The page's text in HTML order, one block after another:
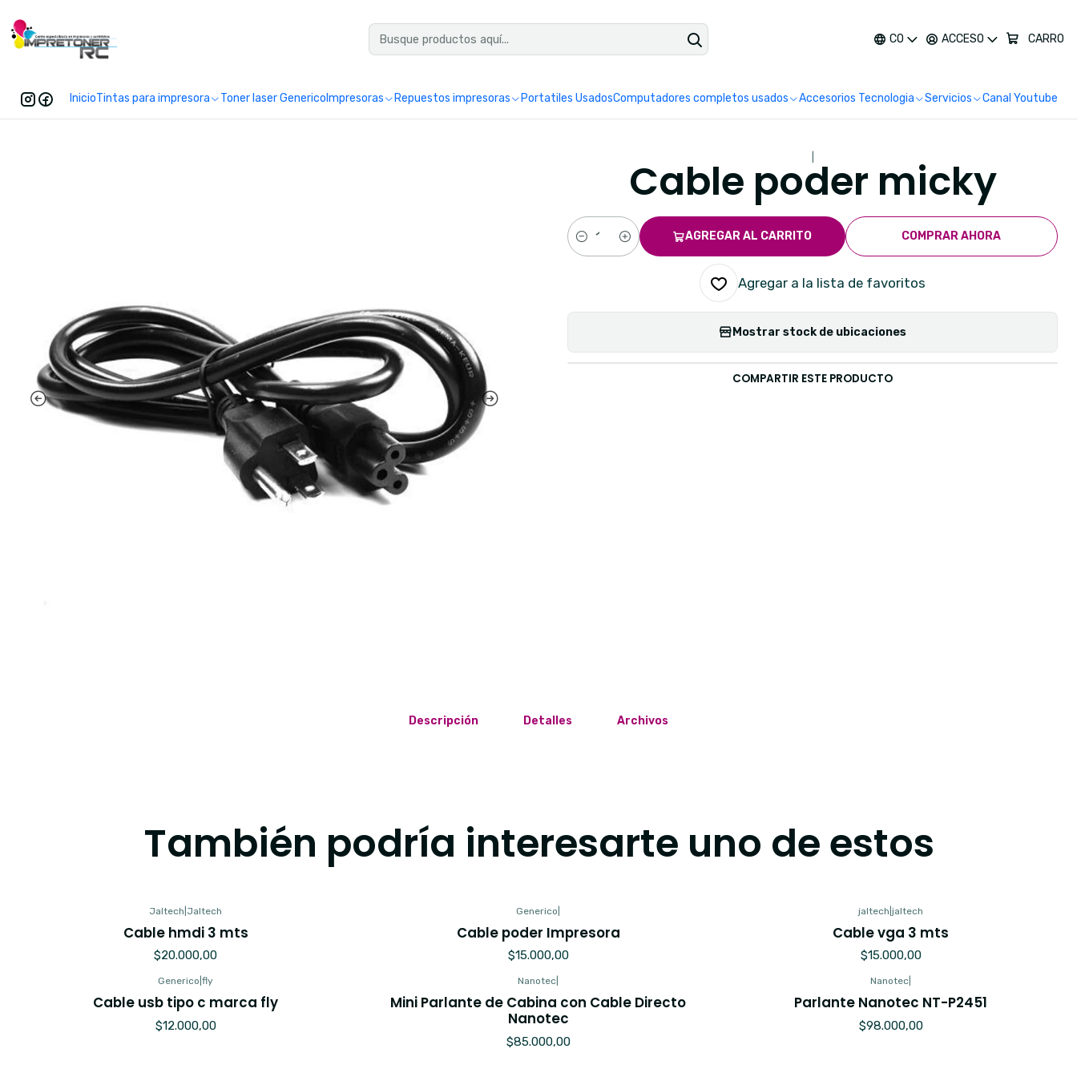
CO ACCESO CARRO
InicioTintas para impresora Toner laser Generico Impresoras Repuestos impresoras Portatiles UsadosComputadores completos usados Accesorios Tecnologia Servicios Canal Youtube
Cable poder micky
Cantidad
AGREGAR AL CARRITO COMPRAR AHORA
Agregar a la lista de favoritos
Mostrar stock de ubicaciones
COMPARTIR ESTE PRODUCTO
Descripción Detalles Archivos
También podría interesarte uno de estos
Jaltech Jaltech
Cable hmdi 3 mts
$20.000,00
Generico
Cable poder Impresora
$15.000,00
jaltech |jaltech
Cable vga 3 mts
$15.000,00
Generico |fly
Cable usb tipo c marca fly
$12.000,00
Nanotec
Mini Parlante de Cabina con Cable Directo
Nanotec
$85.000,00
Nanotec
Parlante Nanotec NT-P2451
$98.000,00